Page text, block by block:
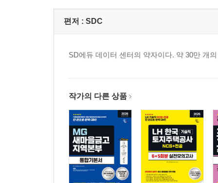
편저 : SDC
SD에듀 데이터 센터의 약자이다. 약 30만 개
작가의 다른 상품